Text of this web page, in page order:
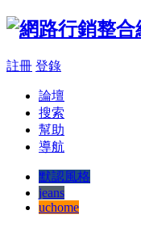
註冊 登錄
論壇
搜索
幫助
導航
默認風格
jeans
uchome